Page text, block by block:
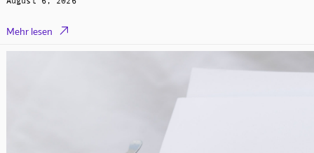
Mehr lesen 